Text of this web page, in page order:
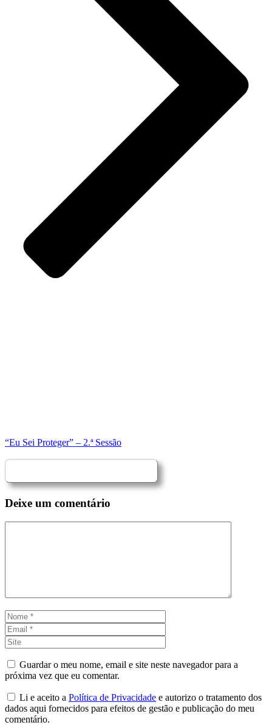
“Eu Sei Proteger” – 2.ª Sessão
Deixe um comentário
Nome
Guardar o meu nome, email e site neste navegador para a
próxima vez que eu comentar.
Li e aceito a Política de Privacidade e autorizo o tratamento dos
dados aqui fornecidos para efeitos de gestão e publicação do meu
comentário.